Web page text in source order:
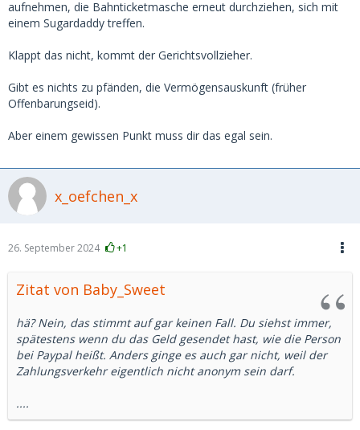
aufnehmen, die Bahnticketmasche erneut durchziehen, sich mit
einem Sugardaddy treffen.
Klappt das nicht, kommt der Gerichtsvollzieher.
Gibt es nichts zu pfänden, die Vermögensauskunft (früher
Offenbarungseid).
Aber einem gewissen Punkt muss dir das egal sein.
x_oefchen_x
26. September 2024 +1
Zitat von Baby_Sweet
hä? Nein, das stimmt auf gar keinen Fall. Du siehst immer,
spätestens wenn du das Geld gesendet hast, wie die Person
bei Paypal heißt. Anders ginge es auch gar nicht, weil der
Zahlungsverkehr eigentlich nicht anonym sein darf.
....